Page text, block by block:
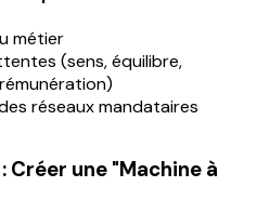
métier
(sens, équilibre,
réseaux mandataires
Créer une "Machine à